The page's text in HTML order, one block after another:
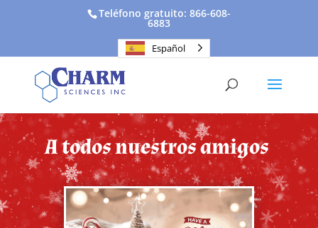
Teléfono gratuito: 866-608-
6883
Español
A todos nuestros amigos